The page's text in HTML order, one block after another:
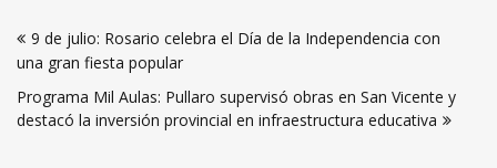
de
entradas
9 de julio: Rosario celebra el Día de la Independencia con
una gran fiesta popular
Programa Mil Aulas: Pullaro supervisó obras en San Vicente y
destacó la inversión provincial en infraestructura educativa